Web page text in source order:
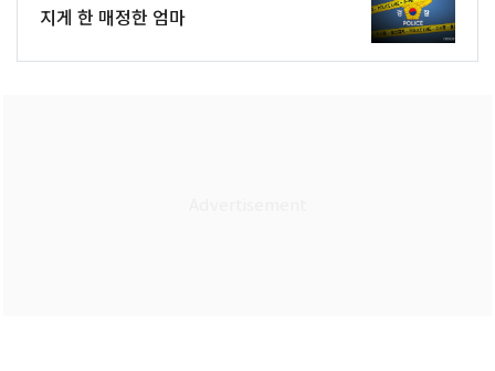
지게 한 매정한 엄마